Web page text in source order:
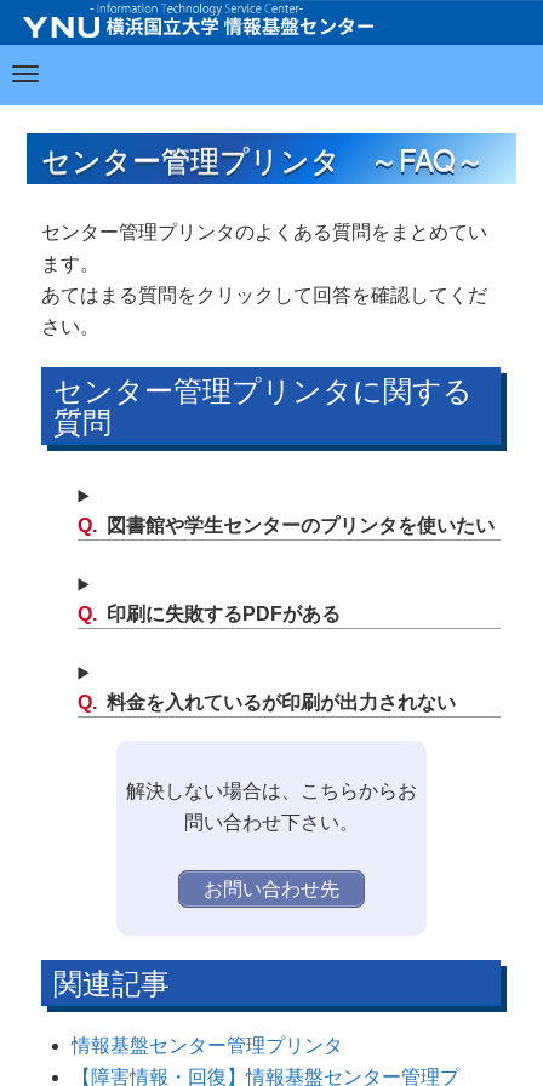
センター管理プリンタ ～FAQ～
センター管理プリンタのよくある質問をまとめてい
ます。
あてはまる質問をクリックして回答を確認してくだ
さい。
センター管理プリンタに関する
質問
図書館や学生センターのプリンタを使いたい
印刷に失敗するPDFがある
料金を入れているが印刷が出力されない
解決しない場合は、こちらからお
問い合わせ下さい。
お問い合わせ先
関連記事
情報基盤センター管理プリンタ
【障害情報・回復】情報基盤センター管理プ